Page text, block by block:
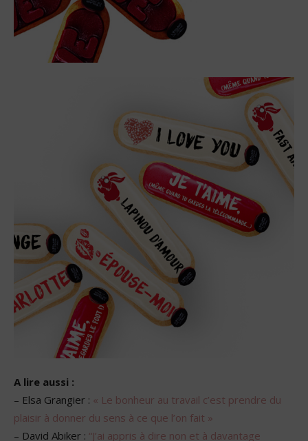
A lire aussi :
– Elsa Grangier : « Le bonheur au travail c’est prendre du
plaisir à donner du sens à ce que l’on fait »
– David Abiker : “J’ai appris à dire non et à davantage